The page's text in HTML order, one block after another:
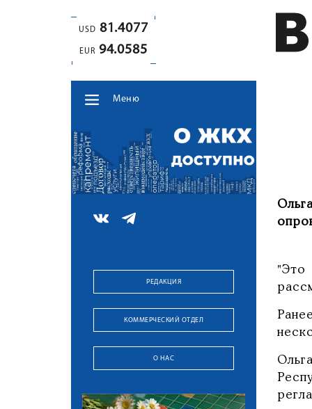
USD 81.4077
EUR 94.0585
Меню
РЕДАКЦИЯ
КОММЕРЧЕСКИЙ ОТДЕЛ
О НАС
"Это